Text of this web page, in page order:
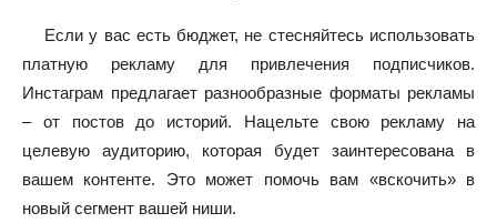
Если у вас есть бюджет, не стесняйтесь использовать
платную рекламу для привлечения подписчиков.
Инстаграм предлагает разнообразные форматы рекламы
– от постов до историй. Нацельте свою рекламу на
целевую аудиторию, которая будет заинтересована в
вашем контенте. Это может помочь вам «вскочить» в
новый сегмент вашей ниши.